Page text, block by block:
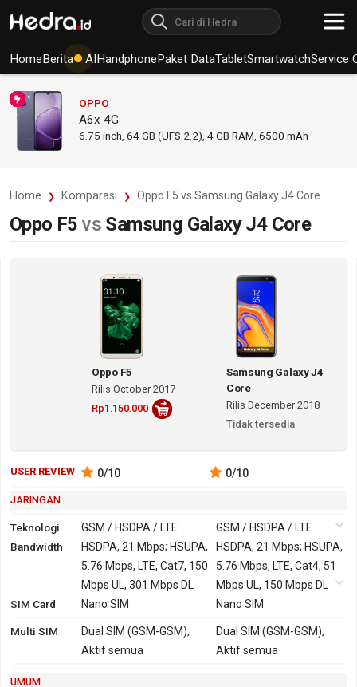
HomeBerita AIHandphonePaket DataTabletSmartwatchService
OPPO
A6x 4G
6.75 inch, 64 GB (UFS 2.2), 4 GB RAM 6500 mAh
Home Komparasi Oppo F5 vs Samsung Galaxy J4 Core
Oppo F5 vs Samsung Galaxy J4 Core
Oppo F5
Rilis October 2017
Rp1.150.000
Samsung Galaxy J4
Core
Rilis December 2018
Tidak tersedia
USER REVIEW 0/10 0/10
JARINGAN
Teknologi GSM / HSDPA / LTE
GSM / HSDPA / LTE
2G
GSM 850, 900, 1800,
1900
GSM 850, 900, 1800,
1900
HSDPA 850, 900, 1900,
2100
TD-SCDMA 1900, 2000
HSDPA 850, 900, 1900,
2100
LTE 700, 800, 850, 900,
LTE 800, 850, 900, 1800,
Bandwidth
HSDPA, 21 Mbps; HSUPA,
5.76 Mbps, LTE, Cat7, 150
Mbps UL, 301 Mbps DL
HSDPA, 21 Mbps; HSUPA,
5.76 Mbps, LTE, Cat4, 51
Mbps UL, 150 Mbps DL
SIM Card
Nano SIM Nano SIM
Multi SIM
Dual SIM (GSM-GSM),
Aktif semua
Dual SIM (GSM-GSM),
Aktif semua
UMUM